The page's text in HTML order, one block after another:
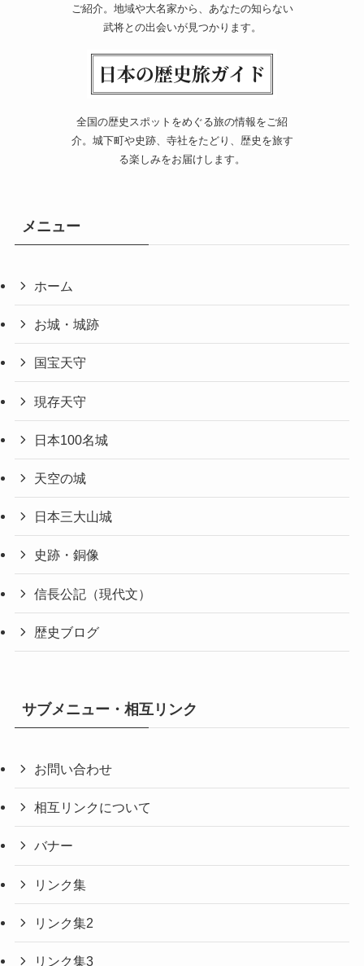
ご紹介。地域や大名家から、あなたの知らない
武将との出会いが見つかります。
全国の歴史スポットをめぐる旅の情報をご紹
介。城下町や史跡、寺社をたどり、歴史を旅す
る楽しみをお届けします。
メニュー
ホーム
お城・城跡
国宝天守
現存天守
日本100名城
天空の城
日本三大山城
史跡・銅像
信長公記（現代文）
歴史ブログ
サブメニュー・相互リンク
お問い合わせ
相互リンクについて
バナー
リンク集
リンク集2
リンク集3